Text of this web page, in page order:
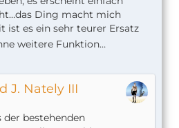
Ding macht mich
ist es ein sehr teurer Ersatz
weitere Funktion…
J. Nately III
der bestehenden